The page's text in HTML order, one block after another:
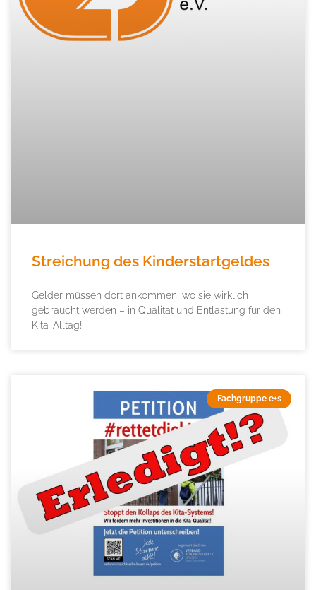
Streichung des Kinderstartgeldes
Gelder müssen dort ankommen, wo sie wirklich
gebraucht werden – in Qualität und Entlastung für den
Kita-Alltag!
Fachgruppe e+s